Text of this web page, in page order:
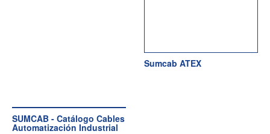
Sumcab ATEX
SUMCAB - Catálogo Cables
Automatización Industrial